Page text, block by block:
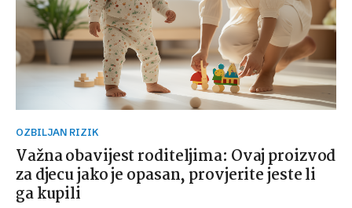
OZBILJAN RIZIK
Važna obavijest roditeljima: Ovaj proizvod
za djecu jako je opasan, provjerite jeste li
ga kupili